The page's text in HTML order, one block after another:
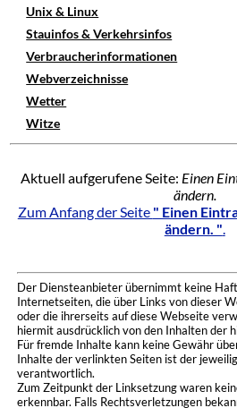
Unix & Linux
Stauinfos & Verkehrsinfos
Verbraucherinformationen
Webverzeichnisse
Wetter
Witze
Aktuell aufgerufene Seite: Einen
ändern.
Zum Anfang der Seite " Einen
ändern. ".
Der Diensteanbieter übernimmt keine
Internetseiten, die über Links von dieser
oder die ihrerseits auf diese Webseite
hiermit ausdrücklich von den Inhalten der
Für fremde Inhalte kann keine Gewähr
Inhalte der verlinkten Seiten ist der
verantwortlich.
Zum Zeitpunkt der Linksetzung waren
erkennbar. Falls Rechtsverletzungen